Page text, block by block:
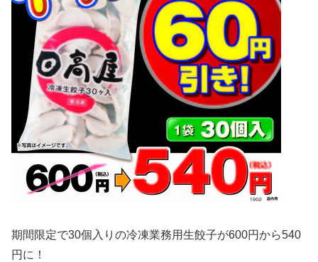
期間限定で30個入りの冷凍業務用生餃子が600円から540
円に！